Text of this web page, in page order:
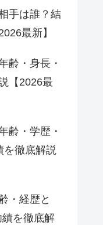
手は誰？結
最新】
齢・身長・
【2026最
齢・学歴・
を徹底解説
・経歴と
を徹底解